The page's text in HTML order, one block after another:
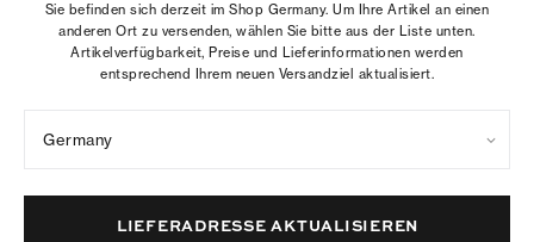
Unternehmerinnen dabei unterstützt, ein starkes
und beständiges Unternehmen aufzubauen.
Cookies-Einstellungen
Impressum Sitemap
Sie befinden sich derzeit im Shop Germany. Um Ihre Artikel an einen
anderen Ort zu versenden, wählen Sie bitte aus der Liste unten.
Artikelverfügbarkeit, Preise und Lieferinformationen werden
entsprechend Ihrem neuen Versandziel aktualisiert.
Germany
LIEFERADRESSE AKTUALISIEREN